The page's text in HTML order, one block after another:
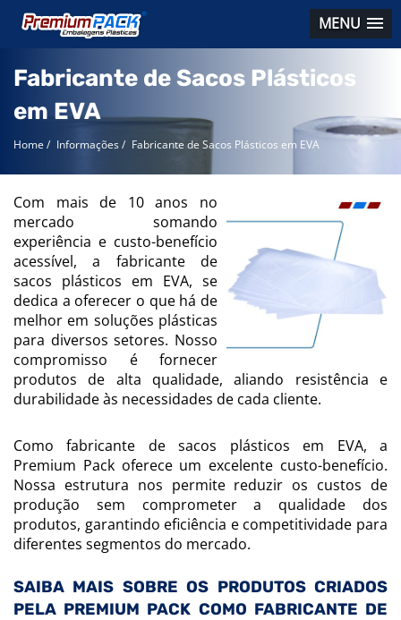
MENU
Fabricante de Sacos Plásticos
em EVA
Home / Informações/ Fabricante de Sacos Plásticos em EVA
Com mais de 10 anos no
mercado somando
experiência e custo-benefício
acessível, a fabricante de
sacos plásticos em EVA, se
dedica a oferecer o que há de
melhor em soluções plásticas
para diversos setores. Nosso
compromisso é fornecer
produtos de alta qualidade, aliando resistência e
durabilidade às necessidades de cada cliente.
Como fabricante de sacos plásticos em EVA, a
Premium Pack oferece um excelente custo-benefício.
Nossa estrutura nos permite reduzir os custos de
produção sem comprometer a qualidade dos
produtos, garantindo eficiência e competitividade para
diferentes segmentos do mercado.
SAIBA MAIS SOBRE OS PRODUTOS CRIADOS
PELA PREMIUM PACK COMO FABRICANTE DE